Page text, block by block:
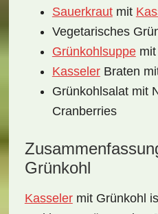
Sauerkrautmit
Vegetarisches
Grünkohlsuppemit
KasselerBraten
Grünkohlsalat mit
Cranberries
Grünkohl
Kasselermit Grünkohl